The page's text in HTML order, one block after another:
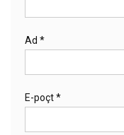
Ad *
E-poçt*